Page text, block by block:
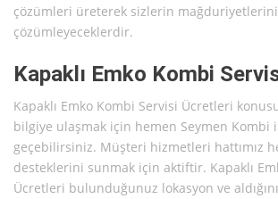
çözümleri üreterek sizlerin
çözümleyeceklerdir.
Kapaklı Emko Kombi
Kapaklı Emko Kombi Servisi Ücretleri
bilgiye ulaşmak için hemen Seymen Kombi
geçebilirsiniz. Müşteri hizmetleri hattımız
desteklerini sunmak için aktiftir. Kapaklı
Ücretleri bulunduğunuz lokasyon ve